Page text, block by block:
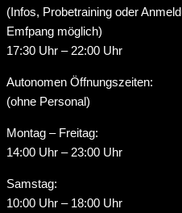
(Infos, Probetraining oder
Emfpang möglich)
17:30 Uhr – 22:00 Uhr
Autonomen Öffnungszeiten:
(ohne Personal)
Montag – Freitag:
14:00 Uhr – 23:00 Uhr
Samstag:
10:00 Uhr – 18:00 Uhr